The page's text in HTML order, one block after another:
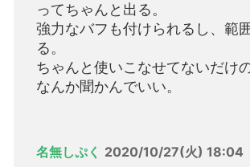
ってちゃんと出る。
強力なバフも付けられるし、範
る。
ちゃんと使いこなせてないだけ
なんか聞かんでいい。
名無しぷく 2020/10/27(火) 18:04